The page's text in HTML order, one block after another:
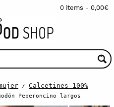
0 items - 0,00€
/ Calcetines 100%
Peperoncino largos